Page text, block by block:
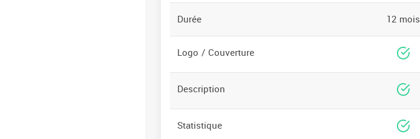
Durée 12 mois
Logo / Couverture
Description
Statistique